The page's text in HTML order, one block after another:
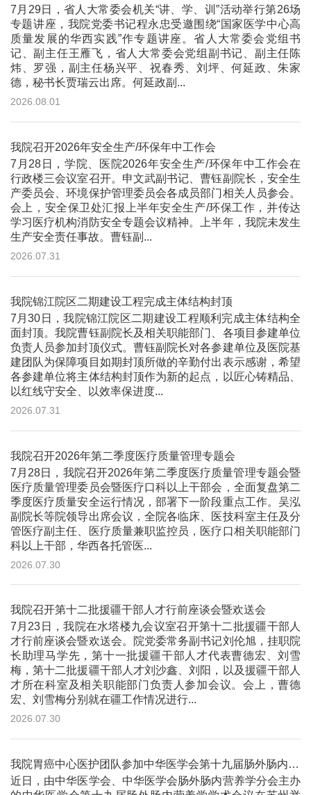
7月29日，省人大常委会机关“讲、学、训”活动举行第26场
专题讲座，我院党委书记程永忠受邀围绕“国家医学中心高
质量发展的华西实践”作专题讲座。省人大常委会党组书
记、副主任王雁飞，省人大常委会党组副书记、副主任陈
炜、罗强，副主任杨兴平、祝春秀、刘坪、何延政、朱家
德，秘书长贾瑞云出席。何延政副...
2026.08.01
我院召开2026年安全生产/环保年中工作会
7月28日，学院、医院2026年安全生产/环保年中工作会在
行政楼三会议室召开。申文武副书记、曹钰副院长，安全生
产委员会、环境保护管理委员会各成员部门相关人员参会。
会上，安全保卫处汇报上半年安全生产/环保工作，并传达
学习医疗机构消防安全专题会议精神。上半年，我院未发生
生产安全责任事故。曹钰副...
2026.07.31
我院锦江院区二期建设工程完成主体结构封顶
7月30日，我院锦江院区二期建设工程顺利完成主体结构全
面封顶。我院曹钰副院长及相关职能部门、各项目参建单位
负责人员参加封顶仪式。曹钰副院长对各参建单位及医院基
建团队为保障项目如期封顶所做的辛勤付出表示感谢，希望
各参建单位将主体结构封顶作为新的起点，以匠心铸精品、
以红线守安全、以效率保进度...
2026.07.31
我院召开2026年第二季度医疗质量管理专题会
7月28日，我院召开2026年第二季度医疗质量管理专题会暨
医疗质量管理委员会暨医疗口科以上干部会，全面复盘第二
季度医疗质量安全运行情况，部署下一阶段重点工作。吴泓
副院长等院领导出席会议，全院各临床、医技科室主任及分
管医疗副主任、医疗质量兼职监控员，医疗口相关职能部门
科以上干部，华西各托管医...
2026.07.30
我院召开第十二批援疆干部人才行前座谈会暨欢送会
7月23日，我院在水塔楼九会议室召开第十二批援疆干部人
才行前座谈会暨欢送会。院党委常务副书记刘伦旭，挂职院
长助理马学先，第十一批援疆干部人才代表曹德宏、刘雪
梅，第十二批援疆干部人才刘沙鑫、刘阳，以及援疆干部人
才所在科室及相关职能部门负责人参加会议。会上，曹德
宏、刘雪梅分别就在疆工作情况进行...
2026.07.30
我院胃癌中心医护团队参加中华医学会第十九届肠外肠内营养学学术会议并作大会交流
近日，由中华医学会、中华医学会肠外肠内营养学分会主办